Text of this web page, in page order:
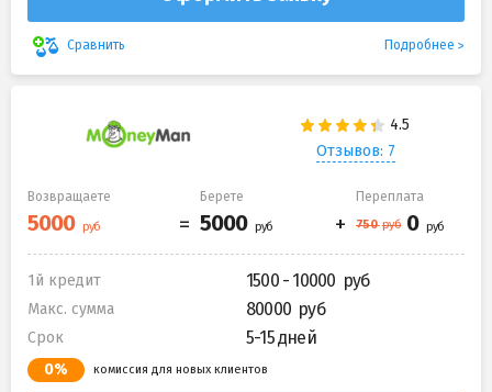
Сравнить Подробнее
Отзывов: 7
Возвращаете Берете Переплата
1й кредит 1500 - 10000
Макс. сумма 80000
Срок 5-15 дней
0% комиссия для новых клиентов